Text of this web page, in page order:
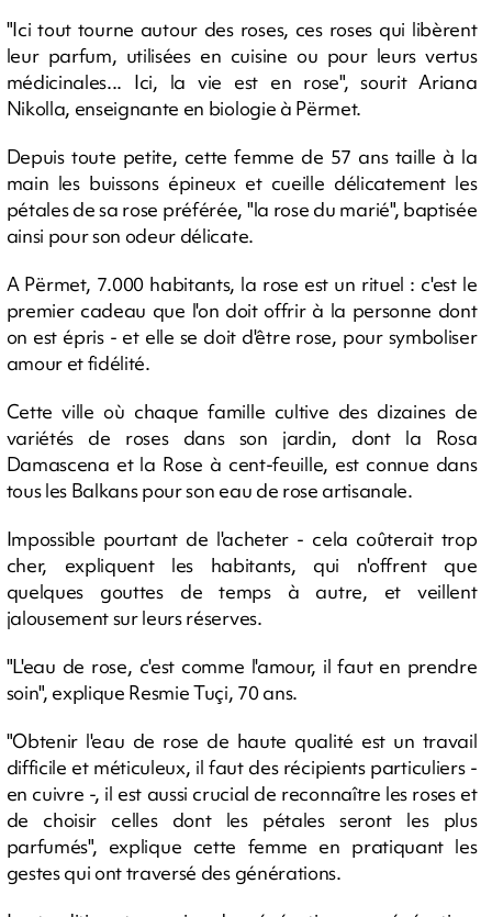
"Ici tout tourne autour des roses, ces roses qui libèrent
leur parfum, utilisées en cuisine ou pour leurs vertus
médicinales... Ici, la vie est en rose", sourit Ariana
Nikolla, enseignante en biologie à Përmet.
Depuis toute petite, cette femme de 57 ans taille à la
main les buissons épineux et cueille délicatement les
pétales de sa rose préférée, "la rose du marié", baptisée
ainsi pour son odeur délicate.
A Përmet, 7.000 habitants, la rose est un rituel : c'est le
premier cadeau que l'on doit offrir à la personne dont
on est épris - et elle se doit d'être rose, pour symboliser
amour et fidélité.
Cette ville où chaque famille cultive des dizaines de
variétés de roses dans son jardin, dont la Rosa
Damascena et la Rose à cent-feuille, est connue dans
tous les Balkans pour son eau de rose artisanale.
Impossible pourtant de l'acheter - cela coûterait trop
cher, expliquent les habitants, qui n'offrent que
quelques gouttes de temps à autre, et veillent
jalousement sur leurs réserves.
"L'eau de rose, c'est comme l'amour, il faut en prendre
soin", explique Resmie Tuçi, 70 ans.
"Obtenir l'eau de rose de haute qualité est un travail
difficile et méticuleux, il faut des récipients particuliers -
en cuivre -, il est aussi crucial de reconnaître les roses et
de choisir celles dont les pétales seront les plus
parfumés", explique cette femme en pratiquant les
gestes qui ont traversé des générations.